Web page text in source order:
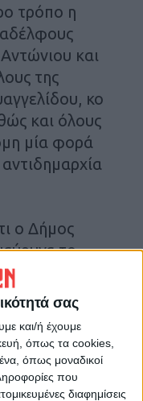
σας
και/ή έχουμε
όπως τα cookies,
όπως μοναδικοί
που
διαφημίσεις
τρόπο η
και
της
κο
και όλους
μία φορά
ο Δήμος
το
επί της
51.